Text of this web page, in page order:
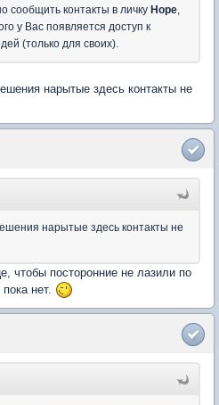
сообщить контакты в личку Hope
у Вас появляется доступ к
(только для своих).
нарытые здесь контакты не
нарытые здесь контакты не
чтобы посторонние не лазили по
нет.